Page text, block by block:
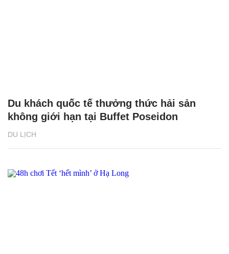
DU LỊCH
Du khách quốc tế thưởng thức hải sản
không giới hạn tại Buffet Poseidon